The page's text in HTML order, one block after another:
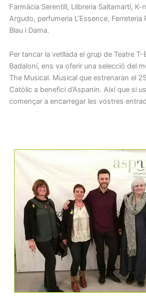
Farmàcia Serentill, Llibreria Saltamartí,
Argudo, perfumeria L’Essence, Ferreteria
Blau i Dama.
Per tancar la vetllada el grup de Teatre T-
Badaloní, ens va oferir una selecció del
The Musical. Musical que estrenaran el
Catòlic a benefici d’Aspanin. Així que si
començar a encarregar les vostres